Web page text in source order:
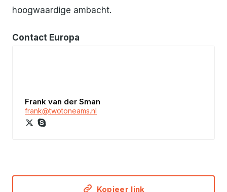
hoogwaardige ambacht.
Contact Europa
Frank van der Sman
frank@twotoneams.nl
Kopieer link